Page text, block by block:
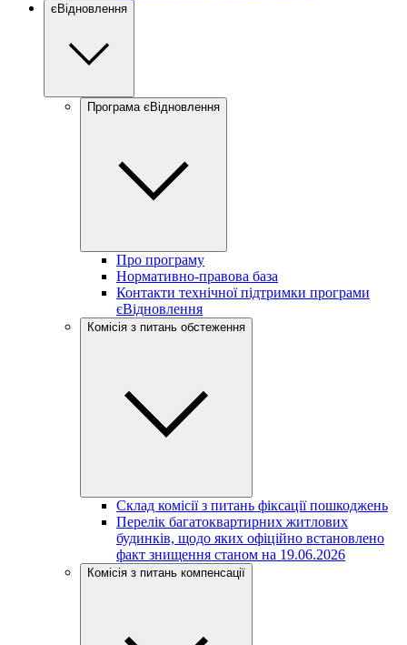
єВідновлення
Програма єВідновлення
Про програму
Нормативно-правова база
Контакти технічної підтримки програми
єВідновлення
Комісія з питань обстеження
Склад комісії з питань фіксації пошкоджень
Перелік багатоквартирних житлових
будинків, щодо яких офіційно встановлено
факт знищення станом на 19.06.2026
Комісія з питань компенсації